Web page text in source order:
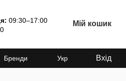
09:30–17:00
Мій кошик
Бренди
Укр Вхід